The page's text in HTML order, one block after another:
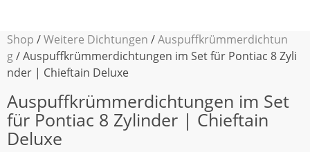
Shop /Weitere Dichtungen /Auspuffkrümmerdichtun
g/ Auspuffkrümmerdichtungen im Set für Pontiac 8 Zyli
nder | Chieftain Deluxe
Auspuffkrümmerdichtungen im Set
für Pontiac 8 Zylinder | Chieftain
Deluxe